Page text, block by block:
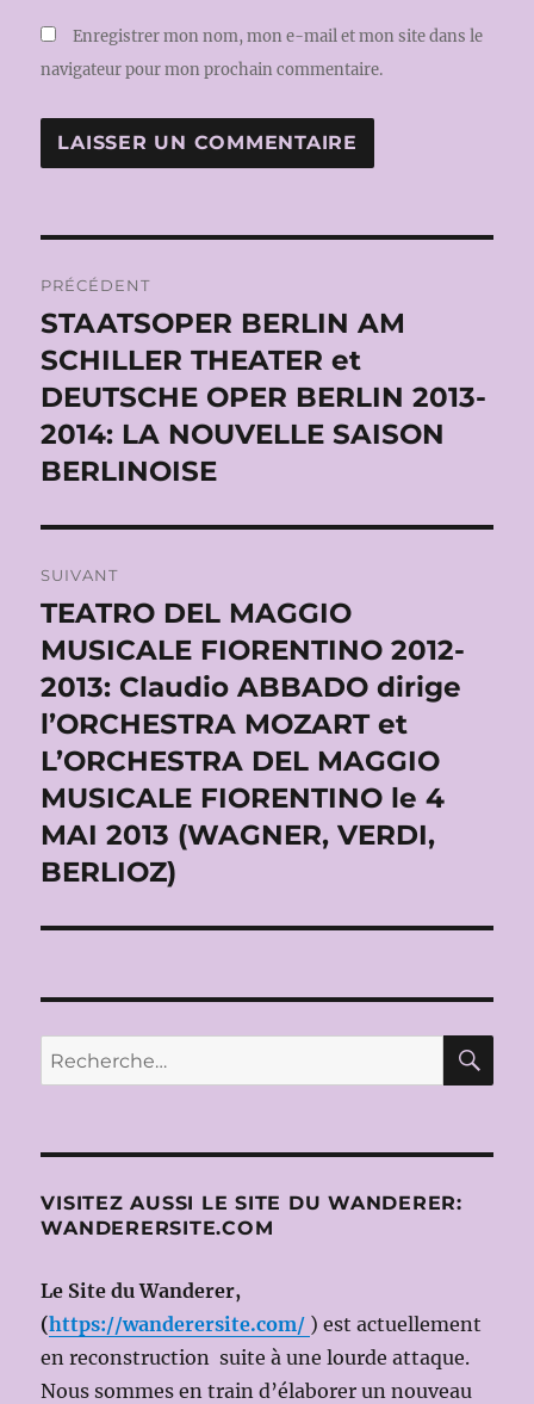
Enregistrer mon nom, mon e-mail et mon site dans le
navigateur pour mon prochain commentaire.
de
l’article
PRÉCÉDENT
Publication
précédente :
STAATSOPER BERLIN AM
SCHILLER THEATER et
DEUTSCHE OPER BERLIN 2013-
2014: LA NOUVELLE SAISON
BERLINOISE
SUIVANT
Publication
suivante :
TEATRO DEL MAGGIO
MUSICALE FIORENTINO 2012-
2013: Claudio ABBADO dirige
l’ORCHESTRA MOZART et
L’ORCHESTRA DEL MAGGIO
MUSICALE FIORENTINO le 4
MAI 2013 (WAGNER, VERDI,
BERLIOZ)
Recherche
pour :
VISITEZ AUSSI LE SITE DU WANDERER:
WANDERERSITE.COM
Le Site du Wanderer,
(https://wanderersite.com/ ) est actuellement
en reconstruction suite à une lourde attaque.
Nous sommes en train d’élaborer un nouveau